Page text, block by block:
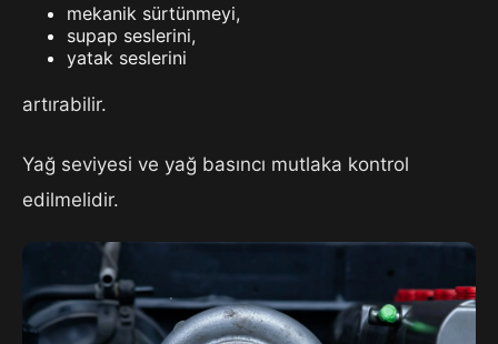
mekanik sürtünmeyi,
supap seslerini,
yatak seslerini
artırabilir.
Yağ seviyesi ve yağ basıncı mutlaka kontrol
edilmelidir.